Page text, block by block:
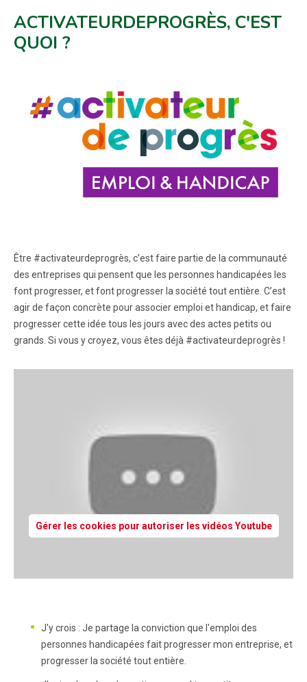
ACTIVATEURDEPROGRÈS, C'EST
QUOI ?
Être #activateurdeprogrès, c’est faire partie de la communauté
des entreprises qui pensent que les personnes handicapées les
font progresser, et font progresser la société tout entière. C’est
agir de façon concrète pour associer emploi et handicap, et faire
progresser cette idée tous les jours avec des actes petits ou
grands. Si vous y croyez, vous êtes déjà #activateurdeprogrès !
Gérer les cookies pour autoriser les vidéos Youtube
J'y crois : Je partage la conviction que l'emploi des
personnes handicapées fait progresser mon entreprise, et
progresser la société tout entière.